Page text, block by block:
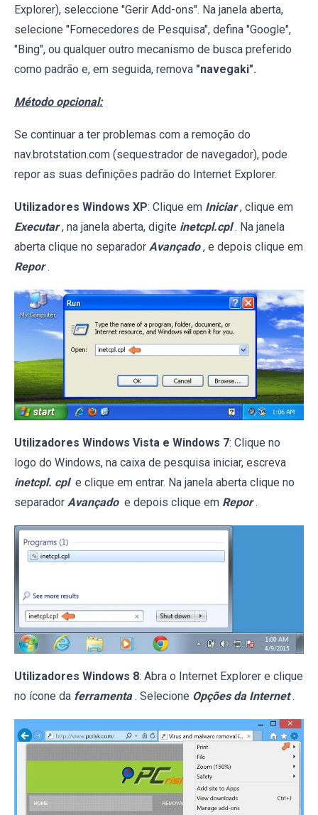
Explorer), seleccione "Gerir Add-ons". Na janela aberta,
selecione "Fornecedores de Pesquisa", defina "Google",
"Bing", ou qualquer outro mecanismo de busca preferido
como padrão e, em seguida, remova "navegaki".
Método opcional:
Se continuar a ter problemas com a remoção do
nav.brotstation.com (sequestrador de navegador), pode
repor as suas definições padrão do Internet Explorer.
Utilizadores Windows XP: Clique em Iniciar , clique em
Executar , na janela aberta, digite inetcpl.cpl . Na janela
aberta clique no separador Avançado , e depois clique em
Repor .
Utilizadores Windows Vista e Windows 7: Clique no
logo do Windows, na caixa de pesquisa iniciar, escreva
inetcpl. cpl e clique em entrar. Na janela aberta clique no
separador Avançado e depois clique em Repor .
Utilizadores Windows 8: Abra o Internet Explorer e clique
no ícone da ferramenta . Selecione Opções da Internet .